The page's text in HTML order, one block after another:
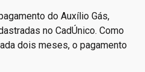
do Auxílio Gás,
no CadÚnico. Como
dois meses, o pagamento